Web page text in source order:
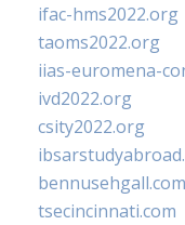
ifac-hms2022.org
taoms2022.org
iias-euromena-
ivd2022.org
csity2022.org
bennusehgall.com
tsecincinnati.com